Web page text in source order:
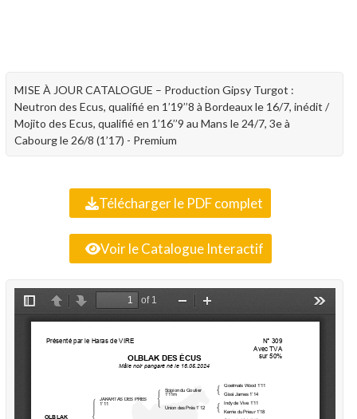
MISE À JOUR CATALOGUE – Production Gipsy Turgot :
Neutron des Ecus, qualifié en 1’19’’8 à Bordeaux le 16/7, inédit /
Mojito des Ecus, qualifié en 1’16’’9 au Mans le 24/7, 3e à
Cabourg le 26/8 (1’17) - Premium
Télécharger le PDF complet
Voir le Catalogue Interactif